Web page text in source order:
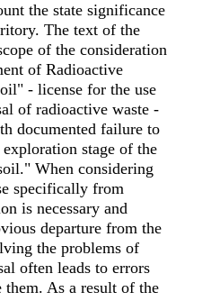
the state significance
The text of the
of the consideration
of Radioactive
- license for the use
of radioactive waste -
documented failure to
stage of the
When considering
specifically from
is necessary and
departure from the
the problems of
often leads to errors
them. As a result of the